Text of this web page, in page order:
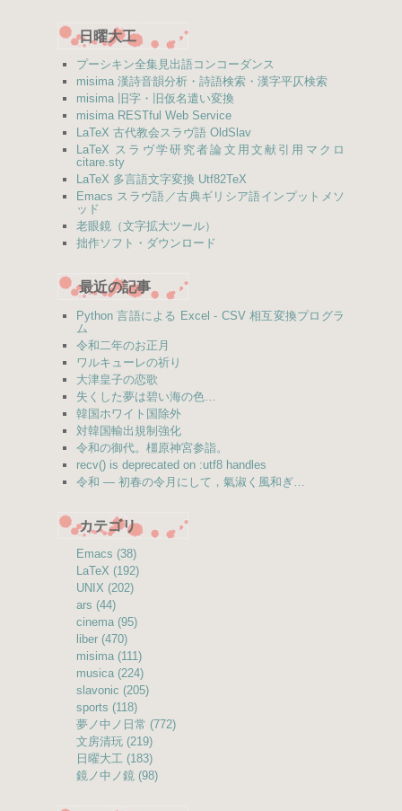
日曜大工
プーシキン全集見出語コンコーダンス
misima 漢詩音韻分析・詩語検索・漢字平仄検索
misima 旧字・旧仮名遣い変換
misima RESTful Web Service
LaTeX 古代教会スラヴ語 OldSlav
LaTeX スラヴ学研究者論文用文献引用マクロ
citare.sty
LaTeX 多言語文字変換 Utf82TeX
Emacs スラヴ語／古典ギリシア語インプットメソ
ッド
老眼鏡（文字拡大ツール）
拙作ソフト・ダウンロード
最近の記事
Python 言語による Excel - CSV 相互変換プログラ
ム
令和二年のお正月
ワルキューレの祈り
大津皇子の恋歌
失くした夢は碧い海の色…
韓国ホワイト国除外
対韓国輸出規制強化
令和の御代。橿原神宮参詣。
recv() is deprecated on :utf8 handles
令和 — 初春の令月にして，氣淑く風和ぎ…
カテゴリ
Emacs (38)
LaTeX (192)
UNIX (202)
ars (44)
cinema (95)
liber (470)
misima (111)
musica (224)
slavonic (205)
sports (118)
夢ノ中ノ日常 (772)
文房清玩 (219)
日曜大工 (183)
鏡ノ中ノ鏡 (98)